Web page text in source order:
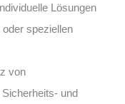
Lösungen
speziellen
von
und